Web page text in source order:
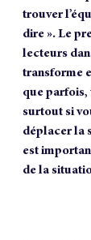
trouver
dire ». Le
lecteurs
transforme
que parfois,
surtout si
déplacer la
est
de la